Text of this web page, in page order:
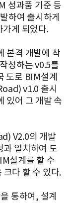
성과품 기준 등
하여 출시하게
가게 되었다.
본격 개발에 착
성하는 v0.5를
도로 BIM설계
v1.0 출시
있어 그 개발 속
V2.0의 개발
과 일치하여 도
설계를 할 수
크다 할 수 있다.
통하여, 설계